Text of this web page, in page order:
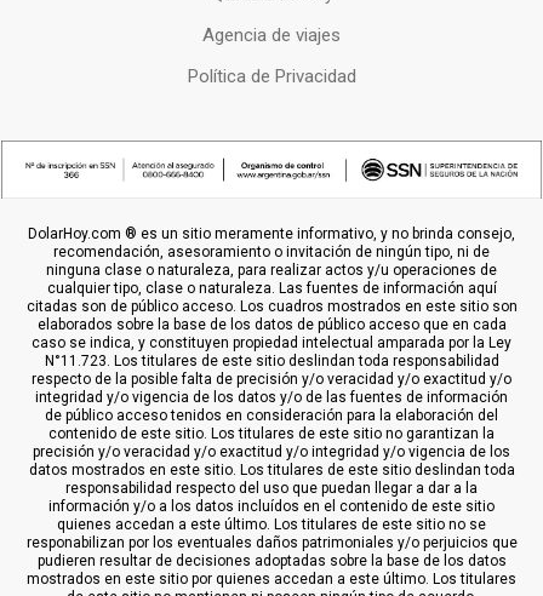
Agencia de viajes
Política de Privacidad
DolarHoy.com ® es un sitio meramente informativo, y no brinda consejo,
recomendación, asesoramiento o invitación de ningún tipo, ni de
ninguna clase o naturaleza, para realizar actos y/u operaciones de
cualquier tipo, clase o naturaleza. Las fuentes de información aquí
citadas son de público acceso. Los cuadros mostrados en este sitio son
elaborados sobre la base de los datos de público acceso que en cada
caso se indica, y constituyen propiedad intelectual amparada por la Ley
N°11.723. Los titulares de este sitio deslindan toda responsabilidad
respecto de la posible falta de precisión y/o veracidad y/o exactitud y/o
integridad y/o vigencia de los datos y/o de las fuentes de información
de público acceso tenidos en consideración para la elaboración del
contenido de este sitio. Los titulares de este sitio no garantizan la
precisión y/o veracidad y/o exactitud y/o integridad y/o vigencia de los
datos mostrados en este sitio. Los titulares de este sitio deslindan toda
responsabilidad respecto del uso que puedan llegar a dar a la
información y/o a los datos incluídos en el contenido de este sitio
quienes accedan a este último. Los titulares de este sitio no se
responabilizan por los eventuales daños patrimoniales y/o perjuicios que
pudieren resultar de decisiones adoptadas sobre la base de los datos
mostrados en este sitio por quienes accedan a este último. Los titulares